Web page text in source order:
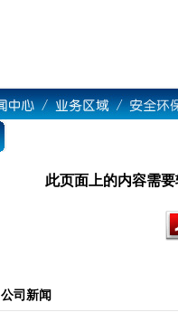
此页面上的内容需
公司新闻